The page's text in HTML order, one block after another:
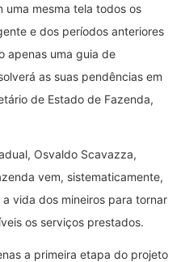
uma mesma tela todos os
e dos períodos anteriores
apenas uma guia de
as suas pendências em
de Estado de Fazenda,
Osvaldo Scavazza,
vem, sistematicamente,
vida dos mineiros para tornar
os serviços prestados.
a primeira etapa do projeto